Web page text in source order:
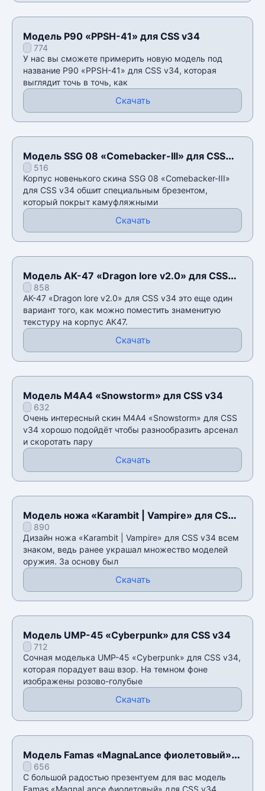
Модель P90 «PPSH-41» для CSS v34
774
У нас вы сможете примерить новую модель под
название P90 «PPSH-41» для CSS v34, которая
выглядит точь в точь, как
Скачать
Модель SSG 08 «Comebacker-III» для CSS
v34516
Корпус новенького скина SSG 08 «Comebacker-III»
для CSS v34 обшит специальным брезентом,
который покрыт камуфляжными
Скачать
Модель AK-47 «Dragon lore v2.0» для CSS
v34858
AK-47 «Dragon lore v2.0» для CSS v34 это еще один
вариант того, как можно поместить знаменитую
текстуру на корпус АК47.
Скачать
Модель М4А4 «Snowstorm» для CSS v34
632
Очень интересный скин М4А4 «Snowstorm» для CSS
v34 хорошо подойдёт чтобы разнообразить арсенал
и скоротать пару
Скачать
Модель ножа «Karambit | Vampire» для CSS
v34890
Дизайн ножа «Karambit | Vampire» для CSS v34 всем
знаком, ведь ранее украшал множество моделей
оружия. За основу был
Скачать
Модель UMP-45 «Cyberpunk» для CSS v34
712
Сочная моделька UMP-45 «Cyberpunk» для CSS v34,
которая порадует ваш взор. На темном фоне
изображены розово-голубые
Скачать
Модель Famas «MagnaLance фиолетовый»
для CSS v34
656
С большой радостью презентуем для вас модель
Famas «MagnaLance фиолетовый» для CSS v34.